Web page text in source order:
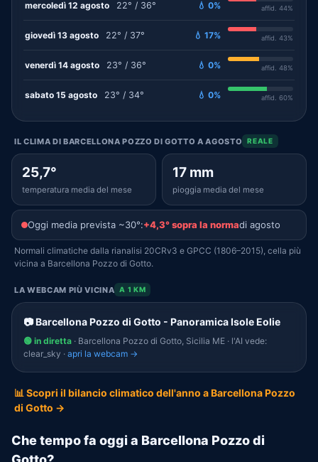
mercoledì 12 agosto 22° / 36° 💧 0% affid. 44%
giovedì 13 agosto 22° / 37° 💧 17% affid. 43%
venerdì 14 agosto 23° / 36° 💧 0% affid. 48%
sabato 15 agosto 23° / 34° 💧 0% affid. 60%
IL CLIMA DI BARCELLONA POZZO DI GOTTO A AGOSTO REALE
25,7°
temperatura media del mese
17 mm
pioggia media del mese
Oggi media prevista ~30°:+4,3° sopra la normadi agosto
Normali climatiche dalla rianalisi 20CRv3 e GPCC (1806–2015), cella più
vicina a Barcellona Pozzo di Gotto.
LA WEBCAM PIÙ VICINA A 1 KM
📷 Barcellona Pozzo di Gotto - Panoramica Isole Eolie
🟢 in diretta · Barcellona Pozzo di Gotto, Sicilia ME · l'AI vede:
clear_sky · apri la webcam →
📊 Scopri il bilancio climatico dell'anno a Barcellona Pozzo
di Gotto →
Che tempo fa oggi a Barcellona Pozzo di